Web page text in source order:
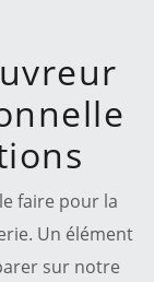
faire pour la
Un élément
sur notre